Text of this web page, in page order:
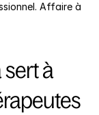
Affaire à
à